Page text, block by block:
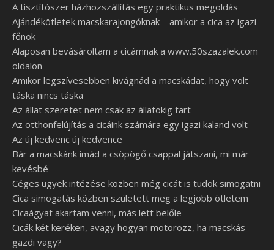
A tisztítószer házhozszállítás egy praktikus megoldás
Ajándékötletek macskarajongóknak – amikor a cica az igazi
főnök
Alaposan bevásároltam a cicámnak a www.50szazalek.com
oldalon
Amikor legszívesebben kivágnád a macskádat, hogy volt
táska nincs táska
Az állat szeretet nem csak az állatokig tart
Az otthonfelújítás a cicáink számára egy igazi kaland volt
Az új kedvenc új kedvence
Bár a macskánk imád a csöpögő csappal játszani, mi már
kevésbé
Céges ügyek intézése közben még cicát is tudok simogatni
Cica simogatás közben született meg a legjobb ötletem
Cicaágyat akartam venni, más lett belőle
Cicák két keréken, avagy hogyan motorozz, ha macskás
gazdi vagy?